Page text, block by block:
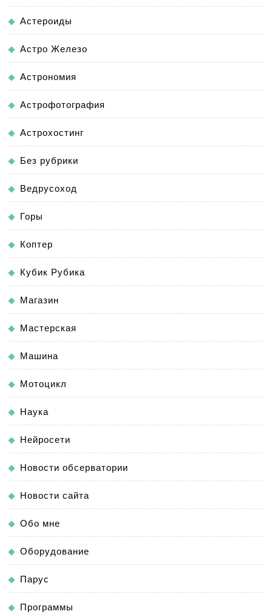
Астероиды
Астро Железо
Астрономия
Астрофотография
Астрохостинг
Без рубрики
Ведрусоход
Горы
Коптер
Кубик Рубика
Магазин
Мастерская
Машина
Мотоцикл
Наука
Нейросети
Новости обсерватории
Новости сайта
Обо мне
Оборудование
Парус
Программы